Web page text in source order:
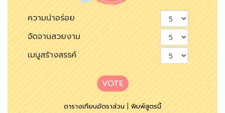
ความน่าอร่อย
จัดจานสวยงาม
เมนูสร้างสรรค์
VOTE
ตารางเทียบอัตราส่วน|พิมพ์สูตรนี้